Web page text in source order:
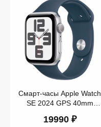
Смарт-часы Apple Watch
SE 2024 GPS 40mm
with Storm Blue Sport
19990 ₽